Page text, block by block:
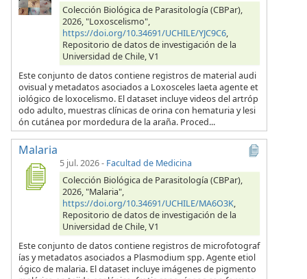
Colección Biológica de Parasitología (CBPar),
2026, "Loxoscelismo",
https://doi.org/10.34691/UCHILE/YJC9C6,
Repositorio de datos de investigación de la
Universidad de Chile, V1
Este conjunto de datos contiene registros de material audi
ovisual y metadatos asociados a Loxosceles laeta agente et
iológico de loxocelismo. El dataset incluye videos del artróp
odo adulto, muestras clínicas de orina con hematuria y lesi
ón cutánea por mordedura de la araña. Proced...
Malaria
5 jul. 2026- Facultad de Medicina
Colección Biológica de Parasitología (CBPar),
2026, "Malaria",
https://doi.org/10.34691/UCHILE/MA6O3K,
Repositorio de datos de investigación de la
Universidad de Chile, V1
Este conjunto de datos contiene registros de microfotograf
ías y metadatos asociados a Plasmodium spp. Agente etiol
ógico de malaria. El dataset incluye imágenes de pigmento